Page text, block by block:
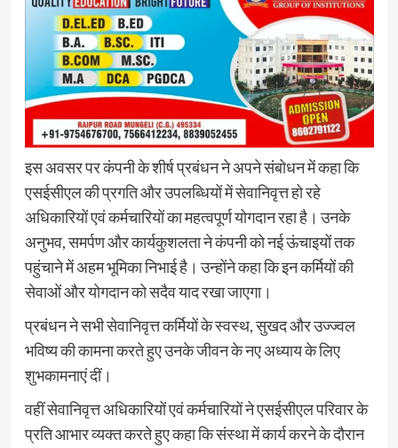
इस अवसर पर कंपनी के शीर्ष प्रबंधन ने अपने संबोधन में कहा कि
एसईसीएल की प्रगति और उपलब्धियों में सेवानिवृत्त हो रहे
अधिकारियों एवं कर्मचारियों का महत्वपूर्ण योगदान रहा है। उनके
अनुभव, समर्पण और कार्यकुशलता ने कंपनी को नई ऊंचाइयों तक
पहुंचाने में अहम भूमिका निभाई है। उन्होंने कहा कि इन कर्मियों की
सेवाओं और योगदान को सदैव याद रखा जाएगा।
प्रबंधन ने सभी सेवानिवृत्त कर्मियों के स्वस्थ, सुखद और उज्ज्वल
भविष्य की कामना करते हुए उनके जीवन के नए अध्याय के लिए
शुभकामनाएं दीं।
वहीं सेवानिवृत्त अधिकारियों एवं कर्मचारियों ने एसईसीएल परिवार के
प्रति आभार व्यक्त करते हुए कहा कि संस्था में कार्य करने के दौरान